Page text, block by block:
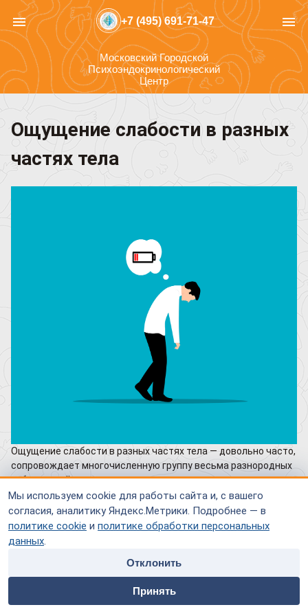
Мы используем cookie для работы сайта и, с вашего
согласия, аналитику Яндекс.Метрики. Подробнее — в
политике cookie и политике обработки персональных
данных.
Отклонить
Принять
home people
Специалисты
payment contacts
menu +7 (495) 691-71-47 menu
Московский Городской
Психоэндокринологический
Центр
Ощущение слабости в разных
частях тела
Ощущение слабости в разных частях тела — довольно часто,
сопровождает многочисленную группу весьма разнородных
заболеваний.
В большинстве случаев это происходит по следующим
причинам:
Тяжелая физическая или умственная работа, которая
длится в течение длительного времени без перерыва
Недостаточная физическая активность. Зачастую слабость